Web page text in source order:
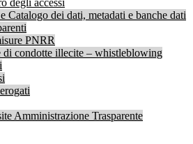
degli accessi
Catalogo dei dati, metadati e banche dati
PNRR
di condotte illecite – whistleblowing
Amministrazione Trasparente